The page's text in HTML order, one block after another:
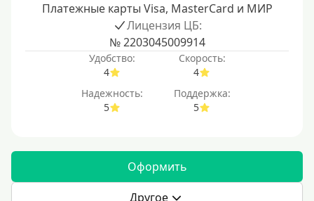
Платежные карты Visa, MasterCard и МИР
Лицензия ЦБ:
№ 2203045009914
Удобство:
4
Скорость:
4
Надежность:
5
Поддержка:
5
Оформить
Другое